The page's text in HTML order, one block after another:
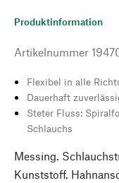
Produktinformation
Artikelnummer
Flexibel in alle
Dauerhaft
Steter Fluss:
Schlauchs
Messing.
Kunststoff.